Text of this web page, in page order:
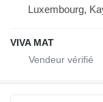
Luxembourg,
VIVA MAT